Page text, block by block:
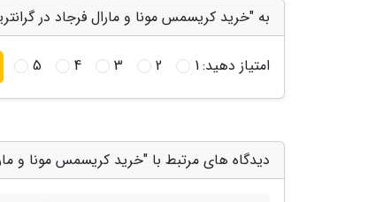
به "خرید کریسمس مونا و مارال فرجاد در
امتیاز دهید:1
2
3
4
5
دیدگاه های مرتبط با "خرید کریسمس مونا و